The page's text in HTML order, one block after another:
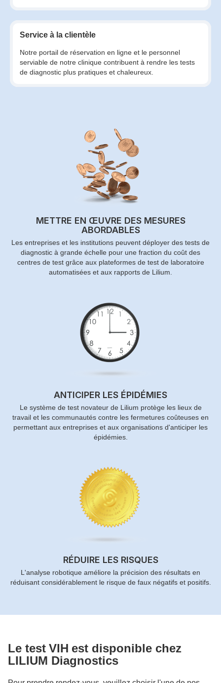
Service à la clientèle
Notre portail de réservation en ligne et le personnel
serviable de notre clinique contribuent à rendre les tests
de diagnostic plus pratiques et chaleureux.
METTRE EN ŒUVRE DES MESURES
ABORDABLES
Les entreprises et les institutions peuvent déployer des tests de
diagnostic à grande échelle pour une fraction du coût des
centres de test grâce aux plateformes de test de laboratoire
automatisées et aux rapports de Lilium.
ANTICIPER LES ÉPIDÉMIES
Le système de test novateur de Lilium protège les lieux de
travail et les communautés contre les fermetures coûteuses en
permettant aux entreprises et aux organisations d'anticiper les
épidémies.
RÉDUIRE LES RISQUES
L'analyse robotique améliore la précision des résultats en
réduisant considérablement le risque de faux négatifs et positifs.
Le test VIH est disponible chez
LILIUM Diagnostics